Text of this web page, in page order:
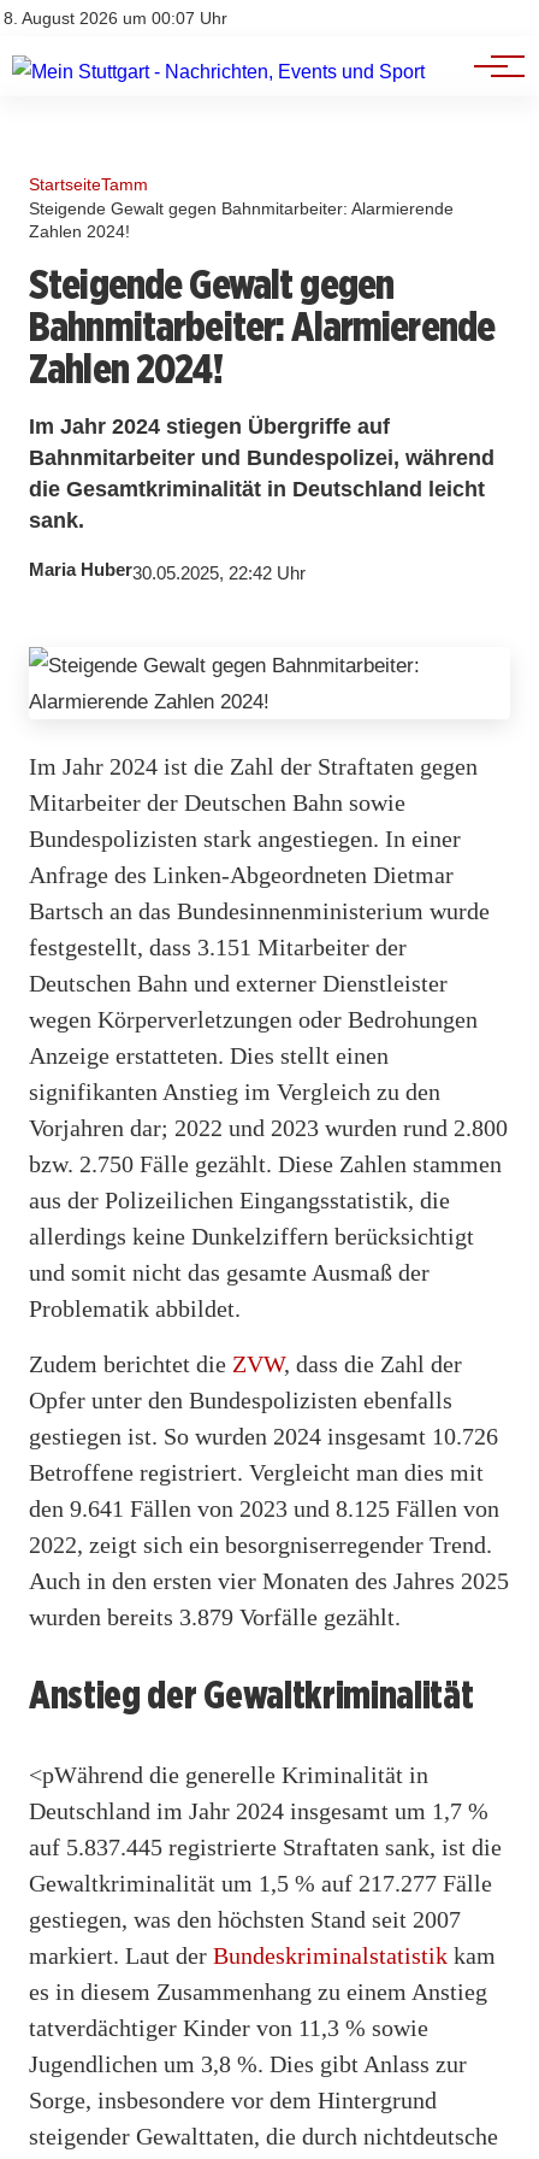
8. August 2026 um 00:07 Uhr
Impressum
Branchenbuch
Werbung
StartseiteTamm
Steigende Gewalt gegen Bahnmitarbeiter: Alarmierende
Zahlen 2024!
Steigende Gewalt gegen
Bahnmitarbeiter: Alarmierende
Zahlen 2024!
Im Jahr 2024 stiegen Übergriffe auf
Bahnmitarbeiter und Bundespolizei, während
die Gesamtkriminalität in Deutschland leicht
sank.
Maria Huber30.05.2025, 22:42 Uhr
Im Jahr 2024 ist die Zahl der Straftaten gegen
Mitarbeiter der Deutschen Bahn sowie
Bundespolizisten stark angestiegen. In einer
Anfrage des Linken-Abgeordneten Dietmar
Bartsch an das Bundesinnenministerium wurde
festgestellt, dass 3.151 Mitarbeiter der
Deutschen Bahn und externer Dienstleister
wegen Körperverletzungen oder Bedrohungen
Anzeige erstatteten. Dies stellt einen
signifikanten Anstieg im Vergleich zu den
Vorjahren dar; 2022 und 2023 wurden rund 2.800
bzw. 2.750 Fälle gezählt. Diese Zahlen stammen
aus der Polizeilichen Eingangsstatistik, die
allerdings keine Dunkelziffern berücksichtigt
und somit nicht das gesamte Ausmaß der
Problematik abbildet.
Zudem berichtet die ZVW, dass die Zahl der
Opfer unter den Bundespolizisten ebenfalls
gestiegen ist. So wurden 2024 insgesamt 10.726
Betroffene registriert. Vergleicht man dies mit
den 9.641 Fällen von 2023 und 8.125 Fällen von
2022, zeigt sich ein besorgniserregender Trend.
Auch in den ersten vier Monaten des Jahres 2025
wurden bereits 3.879 Vorfälle gezählt.
Anstieg der Gewaltkriminalität
<pWährend die generelle Kriminalität in
Deutschland im Jahr 2024 insgesamt um 1,7 %
auf 5.837.445 registrierte Straftaten sank, ist die
Gewaltkriminalität um 1,5 % auf 217.277 Fälle
gestiegen, was den höchsten Stand seit 2007
markiert. Laut der Bundeskriminalstatistik kam
es in diesem Zusammenhang zu einem Anstieg
tatverdächtiger Kinder von 11,3 % sowie
Jugendlichen um 3,8 %. Dies gibt Anlass zur
Sorge, insbesondere vor dem Hintergrund
steigender Gewalttaten, die durch nichtdeutsche